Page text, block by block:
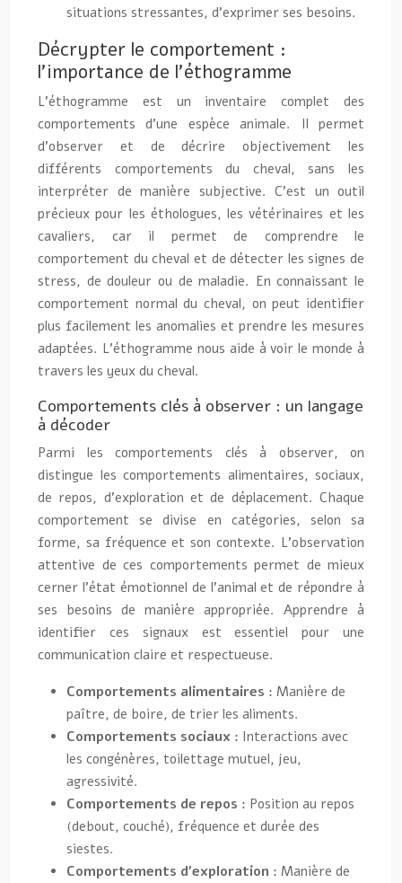
situations stressantes, d’exprimer ses besoins.
Décrypter le comportement :
l’importance de l’éthogramme
L’éthogramme est un inventaire complet des
comportements d’une espèce animale. Il permet
d’observer et de décrire objectivement les
différents comportements du cheval, sans les
interpréter de manière subjective. C’est un outil
précieux pour les éthologues, les vétérinaires et les
cavaliers, car il permet de comprendre le
comportement du cheval et de détecter les signes de
stress, de douleur ou de maladie. En connaissant le
comportement normal du cheval, on peut identifier
plus facilement les anomalies et prendre les mesures
adaptées. L’éthogramme nous aide à voir le monde à
travers les yeux du cheval.
Comportements clés à observer : un langage
à décoder
Parmi les comportements clés à observer, on
distingue les comportements alimentaires, sociaux,
de repos, d’exploration et de déplacement. Chaque
comportement se divise en catégories, selon sa
forme, sa fréquence et son contexte. L’observation
attentive de ces comportements permet de mieux
cerner l’état émotionnel de l’animal et de répondre à
ses besoins de manière appropriée. Apprendre à
identifier ces signaux est essentiel pour une
communication claire et respectueuse.
Comportements alimentaires : Manière de
paître, de boire, de trier les aliments.
Comportements sociaux : Interactions avec
les congénères, toilettage mutuel, jeu,
agressivité.
Comportements de repos : Position au repos
(debout, couché), fréquence et durée des
siestes.
Comportements d’exploration : Manière de